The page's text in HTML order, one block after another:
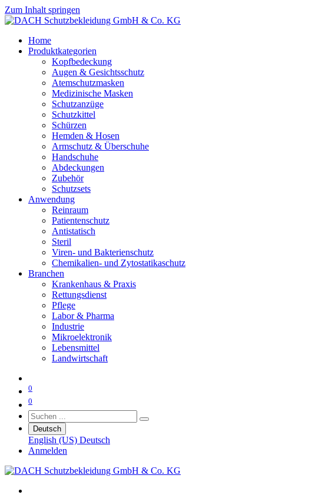
Zum Inhalt springen
Home
Produktkategorien
Kopfbedeckung
Augen & Gesichtsschutz
Atemschutzmasken
Medizinische Masken
Schutzanzüge
Schutzkittel
Schürzen
Hemden & Hosen
Armschutz & Überschuhe
Handschuhe
Abdeckungen
Zubehör
Schutzsets
Anwendung
Reinraum
Patientenschutz
Antistatisch
Steril
Viren- und Bakterienschutz
Chemikalien- und Zytostatikaschutz
Branchen
Krankenhaus & Praxis
Rettungsdienst
Pflege
Labor & Pharma
Industrie
Mikroelektronik
Lebensmittel
Landwirtschaft
0
0
Deutsch
English (US) Deutsch
Anmelden